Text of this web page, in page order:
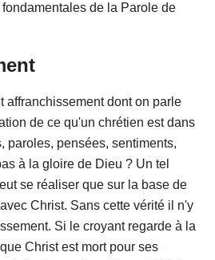
de la Parole de
affranchissement dont on parle
de ce qu'un chrétien est dans
paroles, pensées, sentiments,
à la gloire de Dieu ? Un tel
se réaliser que sur la base de
Christ. Sans cette vérité il n'y
Si le croyant regarde à la
Christ est mort pour ses